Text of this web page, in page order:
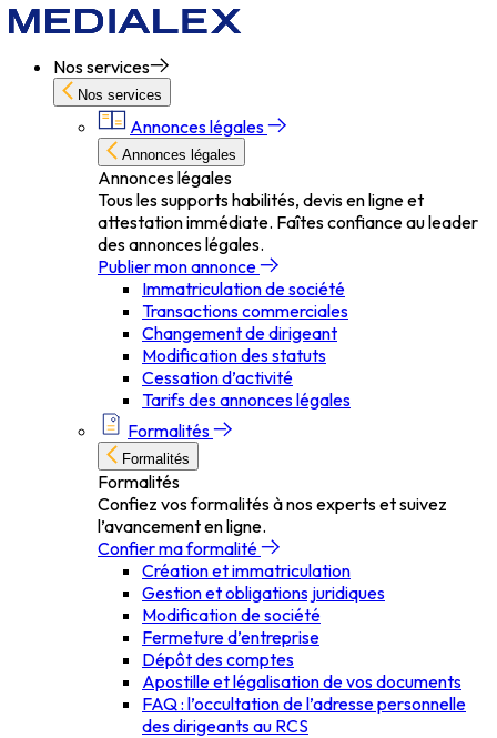
Nos services
Nos services
Annonces légales
Annonces légales
Annonces légales
Tous les supports habilités, devis en ligne et
attestation immédiate. Faîtes confiance au leader
des annonces légales.
Publier mon annonce
Immatriculation de société
Transactions commerciales
Changement de dirigeant
Modification des statuts
Cessation d’activité
Tarifs des annonces légales
Formalités
Formalités
Formalités
Confiez vos formalités à nos experts et suivez
l’avancement en ligne.
Confier ma formalité
Création et immatriculation
Gestion et obligations juridiques
Modification de société
Fermeture d’entreprise
Dépôt des comptes
Apostille et légalisation de vos documents
FAQ : l’occultation de l’adresse personnelle
des dirigeants au RCS